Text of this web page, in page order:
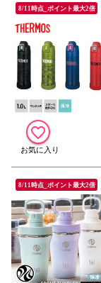
8/11時点_ポイント最大2倍
8/11時点_ポイント最大2倍